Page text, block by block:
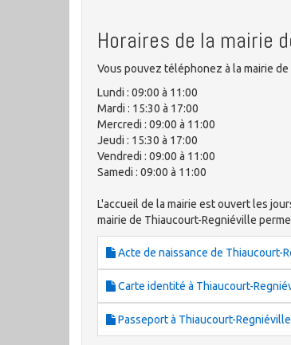
Horaires de la mairie
Vous pouvez téléphonez à la mairie
Lundi : 09:00 à 11:00
Mardi : 15:30 à 17:00
Mercredi : 09:00 à 11:00
Jeudi : 15:30 à 17:00
Vendredi : 09:00 à 11:00
Samedi : 09:00 à 11:00
L'accueil de la mairie est ouvert les
mairie de Thiaucourt-Regniéville
Acte de naissance de Thiaucourt-
Carte identité à Thiaucourt-
Passeport à Thiaucourt-Regniéville